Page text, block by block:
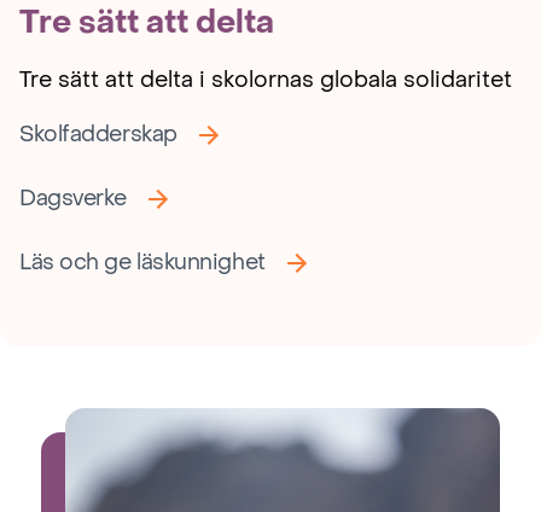
Tre sätt att delta
Tre sätt att delta i skolornas globala solidaritet
Skolfadderskap
Dagsverke
Läs och ge läskunnighet